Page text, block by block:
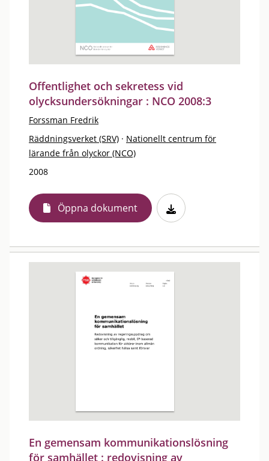
Offentlighet och sekretess vid
olycksundersökningar : NCO 2008:3
Forssman Fredrik
Räddningsverket (SRV) · Nationellt centrum för
lärande från olyckor (NCO)
2008
Öppna dokument
En gemensam kommunikationslösning
för samhället : redovisning av